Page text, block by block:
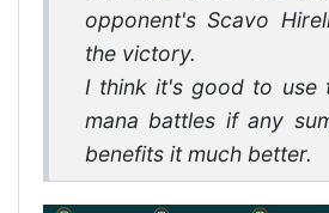
opponent's Scavo
the victory.
I think it's good to use
mana battles if any
benefits it much better.